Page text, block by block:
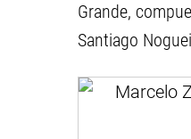
Grande,
Santiago